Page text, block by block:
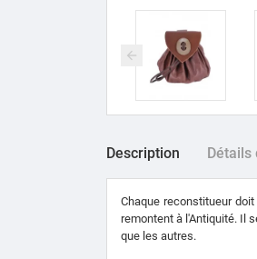
Description Détails
Chaque reconstitueur
remontent à l'Antiquité. Il
que les autres.